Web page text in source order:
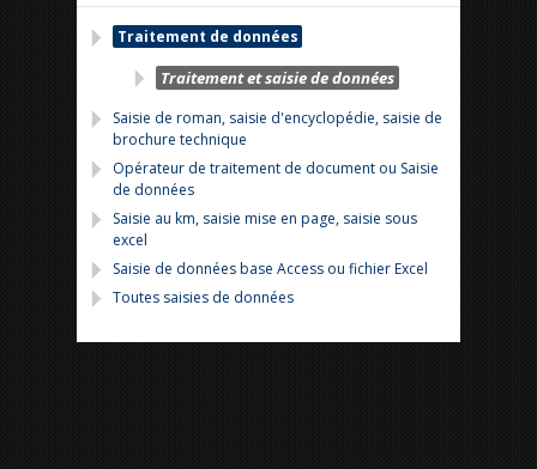
Traitement de données
Traitement et saisie de données
Saisie de roman, saisie d'encyclopédie, saisie de
brochure technique
Opérateur de traitement de document ou Saisie
de données
Saisie au km, saisie mise en page, saisie sous
excel
Saisie de données base Access ou fichier Excel
Toutes saisies de données